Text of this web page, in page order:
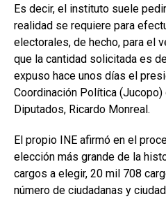
Es decir, el instituto suele
realidad se requiere para
electorales, de hecho, para el
que la cantidad solicitada es
expuso hace unos días el
Coordinación Política (Jucopo)
Diputados, Ricardo Monreal.
El propio INE afirmó en el
elección más grande de la
cargos a elegir, 20 mil 708
número de ciudadanas y